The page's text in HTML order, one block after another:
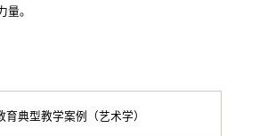
。
典型教学案例（艺术学）